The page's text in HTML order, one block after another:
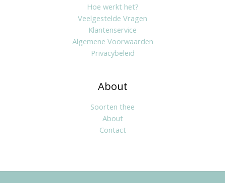
Hoe werkt het?
Veelgestelde Vragen
Klantenservice
Algemene Voorwaarden
Privacybeleid
About
Soorten thee
About
Contact